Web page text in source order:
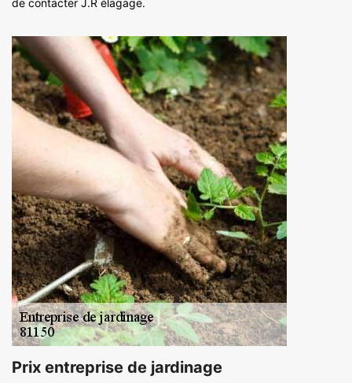
de contacter J.R élagage.
Prix entreprise de jardinage